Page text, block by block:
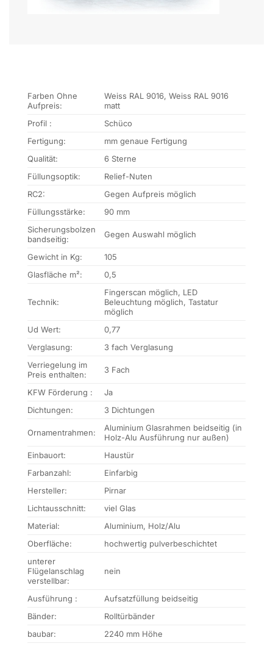
Farben Ohne
Aufpreis:
Weiss RAL 9016, Weiss RAL 9016
matt
Profil :
Schüco
Fertigung:
mm genaue Fertigung
Qualität:
6 Sterne
Füllungsoptik:
Relief-Nuten
RC2:
Gegen Aufpreis möglich
Füllungsstärke:
90 mm
Sicherungsbolzen
bandseitig:
Gegen Auswahl möglich
Gewicht in Kg:
105
Glasfläche m²:
0,5
Technik:
Fingerscan möglich, LED
Beleuchtung möglich, Tastatur
möglich
Ud Wert:
0,77
Verglasung:
3 fach Verglasung
Verriegelung im
Preis enthalten:
3 Fach
KFW Förderung :
Ja
Dichtungen:
3 Dichtungen
Ornamentrahmen:
Aluminium Glasrahmen beidseitig (in
Holz-Alu Ausführung nur außen)
Einbauort:
Haustür
Farbanzahl:
Einfarbig
Hersteller:
Pirnar
Lichtausschnitt:
viel Glas
Material:
Aluminium, Holz/Alu
Oberfläche:
hochwertig pulverbeschichtet
unterer
Flügelanschlag
verstellbar:
nein
Ausführung :
Aufsatzfüllung beidseitig
Bänder:
Rolltürbänder
baubar:
2240 mm Höhe